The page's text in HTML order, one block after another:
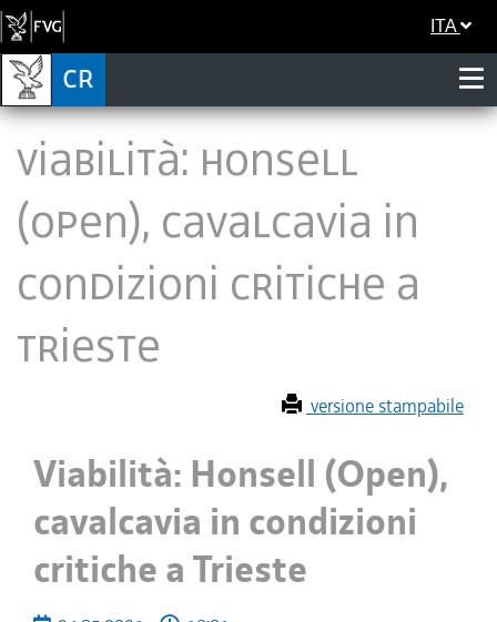
ITA
Viabilità: Honsell
(Open), cavalcavia in
condizioni critiche a
Trieste
versione stampabile
Viabilità: Honsell (Open),
cavalcavia in condizioni
critiche a Trieste